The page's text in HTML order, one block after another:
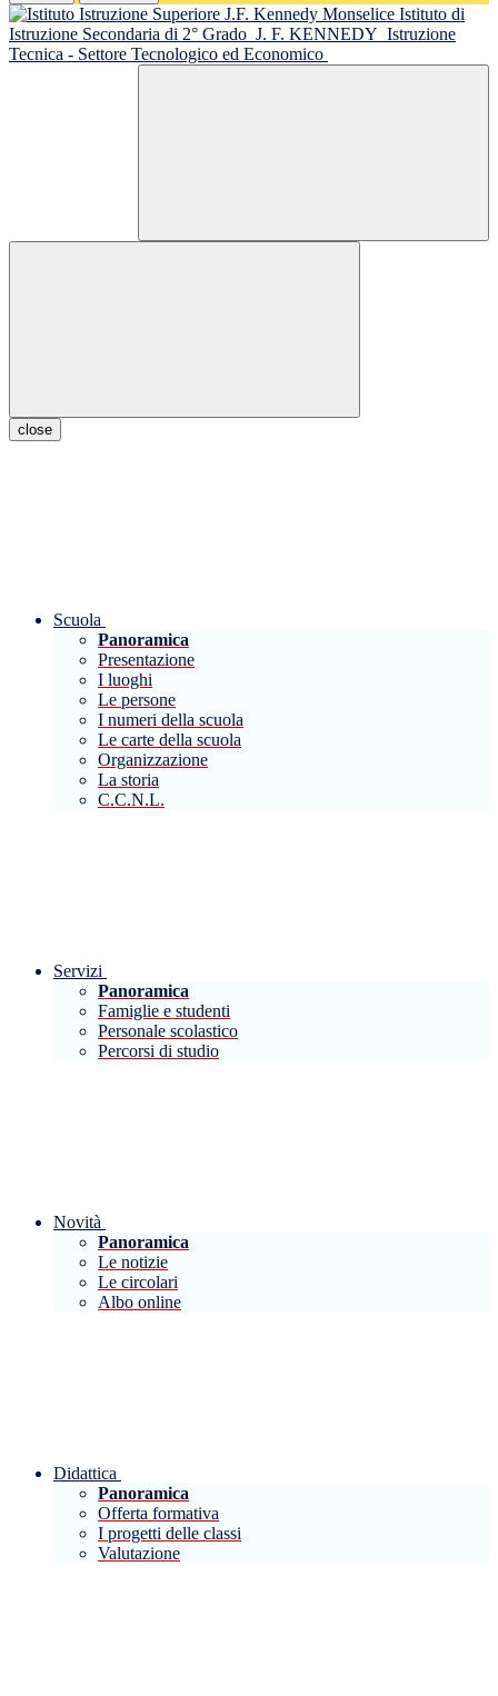
Istituto di
Istruzione Secondaria di 2° Grado J. F. KENNEDY Istruzione
Tecnica - Settore Tecnologico ed Economico
close
Scuola
Panoramica
Presentazione
I luoghi
Le persone
I numeri della scuola
Le carte della scuola
Organizzazione
La storia
C.C.N.L.
Servizi
Panoramica
Famiglie e studenti
Personale scolastico
Percorsi di studio
Novità
Panoramica
Le notizie
Le circolari
Albo online
Didattica
Panoramica
Offerta formativa
I progetti delle classi
Valutazione